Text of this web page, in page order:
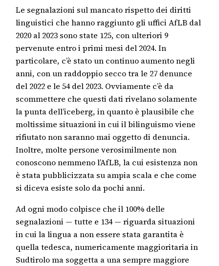
Le segnalazioni sul mancato rispetto dei diritti
linguistici che hanno raggiunto gli uffici AfLB dal
2020 al 2023 sono state 125, con ulteriori 9
pervenute entro i primi mesi del 2024. In
particolare, c’è stato un continuo aumento negli
anni, con un raddoppio secco tra le 27 denunce
del 2022 e le 54 del 2023. Ovviamente c’è da
scommettere che questi dati rivelano solamente
la punta dell’iceberg, in quanto è plausibile che
moltissime situazioni in cui il bilinguismo viene
rifiutato non saranno mai oggetto di denuncia.
Inoltre, molte persone verosimilmente non
conoscono nemmeno l’AfLB, la cui esistenza non
è stata pubblicizzata su ampia scala e che come
si diceva esiste solo da pochi anni.
Ad ogni modo colpisce che il 100% delle
segnalazioni — tutte e 134 — riguarda situazioni
in cui la lingua a non essere stata garantita è
quella tedesca, numericamente maggioritaria in
Sudtirolo ma soggetta a una sempre maggiore